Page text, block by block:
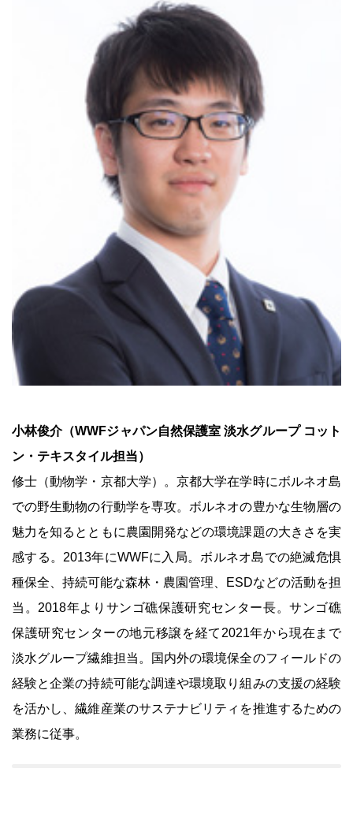
小林俊介（WWFジャパン自然保護室 淡水グループ コット
ン・テキスタイル担当）
修士（動物学・京都大学）。京都大学在学時にボルネオ島
での野生動物の行動学を専攻。ボルネオの豊かな生物層の
魅力を知るとともに農園開発などの環境課題の大きさを実
感する。2013年にWWFに入局。ボルネオ島での絶滅危惧
種保全、持続可能な森林・農園管理、ESDなどの活動を担
当。2018年よりサンゴ礁保護研究センター長。サンゴ礁
保護研究センターの地元移譲を経て2021年から現在まで
淡水グループ繊維担当。国内外の環境保全のフィールドの
経験と企業の持続可能な調達や環境取り組みの支援の経験
を活かし、繊維産業のサステナビリティを推進するための
業務に従事。